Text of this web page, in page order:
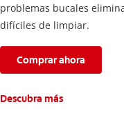
problemas bucales
difíciles de limpiar.
Comprar ahora
Descubra más